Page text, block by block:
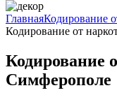
ГлавнаяКодирование
Кодирование от
Кодирование
Симферополе